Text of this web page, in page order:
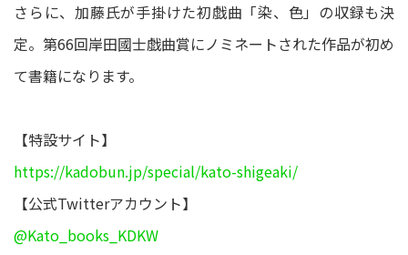
さらに、加藤氏が手掛けた初戯曲「染、色」の収録も決
定。第66回岸田國士戯曲賞にノミネートされた作品が初め
て書籍になります。
【特設サイト】
https://kadobun.jp/special/kato-shigeaki/
【公式Twitterアカウント】
@Kato_books_KDKW